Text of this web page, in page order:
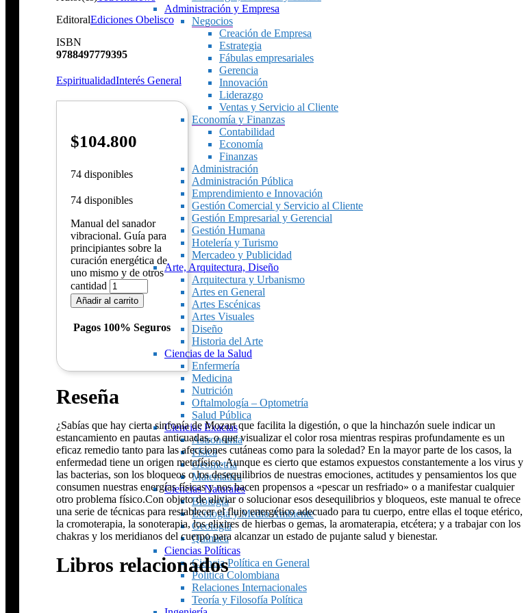
Administración y Empresa
Negocios
Creación de Empresa
Estrategia
Fábulas empresariales
Gerencia
Innovación
Liderazgo
Ventas y Servicio al Cliente
Economía y Finanzas
Contabilidad
Economía
Finanzas
Administración
Administración Pública
Emprendimiento e Innovación
Gestión Comercial y Servicio al Cliente
Gestión Empresarial y Gerencial
Gestión Humana
Hotelería y Turismo
Mercadeo y Publicidad
Arte, Arquitectura, Diseño
Arquitectura y Urbanismo
Artes en General
Artes Escénicas
Artes Visuales
Diseño
Historia del Arte
Ciencias de la Salud
Enfermería
Medicina
Nutrición
Oftalmología – Optometría
Salud Pública
Ciencias Exactas
Astronomía
Física
Geometría
Matemática
Ciencias Naturales
Biología
Ecología y Medio Ambiente
Geología
Química
Ciencias Políticas
Ciencia Política en General
Política Colombiana
Relaciones Internacionales
Teoría y Filosofía Política
EditoralEdiciones Obelisco
ISBN
9788497779395
EspiritualidadInterés General
$104.800
74 disponibles
74 disponibles
Manual del sanador
vibracional. Guía para
principiantes sobre la
curación energética de
uno mismo y de otros
cantidad
Añadir al carrito
Pagos 100% Seguros
Reseña
¿Sabías que hay cierta sinfonía de Mozart que facilita la digestión, o que la hinchazón suele indicar un
estancamiento en pautas anticuadas, o que visualizar el color rosa mientras respiras profundamente es un
eficaz remedio tanto para las afecciones cutáneas como para la soledad? En la mayor parte de los casos, la
enfermedad tiene un origen metafísico. Aunque es cierto que estamos expuestos constantemente a los virus y
las bacterias, son los bloqueos o los desequilibrios de nuestras emociones, actitudes y pensamientos los que
consumen nuestras energías físicas y nos hacen propensos a «pescar un resfriado» o a manifestar cualquier
otro problema físico.Con objeto de aliviar o solucionar esos desequilibrios y bloqueos, este manual te ofrece
una serie de técnicas para restablecer el flujo energético adecuado para tu cuerpo, entre ellas el toque etérico,
la cromoterapia, la sonoterapia, los elixires de hierbas o gemas, la aromaterapia, etcétera; y a trabajar con los
chakras y los meridianos del cuerpo para alcanzar un estado de pujante salud y bienestar.
Libros relacionados